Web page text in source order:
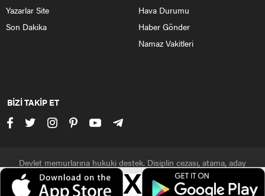
X
Yazarlar Site
Son Dakika
Hava Durumu
Haber Gönder
Namaz Vakitleri
BİZİ TAKİP ET
Devlet memurlarına hukuki destek. Disiplin cezası, atama, aday
polisler, polis, asker, jandarma
Çerezler ile ilgili bilgi içinÇerez Politikamızı ziyaret edebilirsiniz.
Veri politikasındaki amaçlarla sınırlı ve mevzuata uygun şekilde çerez